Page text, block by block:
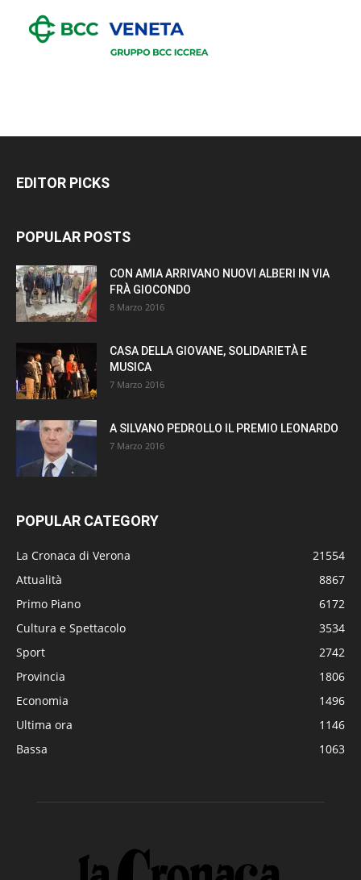
EDITOR PICKS
POPULAR POSTS
CON AMIA ARRIVANO NUOVI ALBERI IN VIA
FRÀ GIOCONDO
8 Marzo 2016
CASA DELLA GIOVANE, SOLIDARIETÀ E
MUSICA
7 Marzo 2016
A SILVANO PEDROLLO IL PREMIO LEONARDO
7 Marzo 2016
POPULAR CATEGORY
La Cronaca di Verona
21554
Attualità
8867
Primo Piano
6172
Cultura e Spettacolo
3534
Sport
2742
Provincia
1806
Economia
1496
Ultima ora
1146
Bassa
1063